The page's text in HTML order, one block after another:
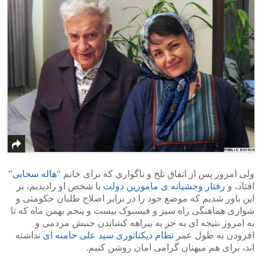
ولی امروز پس از اتفاق تلخ و ناگواری که برای خانم “هاله سحابی”
افتاد، و رفتار وحشیانه ی مامورین دولت با شخص او رادیدیم، بر
این باور شدیم که موضع خود را در برابر اصلاح طلبان حکومتی و
شواری هماهنگی راه سبز و فیسبوک بیست و پنجم بهمن ماه که تا
به امروز نتیجه ای به جز به بیراهه کشاندن جنبش مردمی و
افزودن به طول عمر نظام دیکتاتوری سید علی خامنه ای نداشته
اند، برای هم میهنان گرامی امان روشن کنیم.